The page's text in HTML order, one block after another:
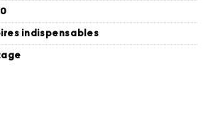
indispensables